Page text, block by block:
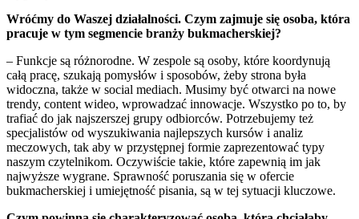
Wróćmy do Waszej działalności. Czym zajmuje się osoba, która
pracuje w tym segmencie branży bukmacherskiej?
– Funkcje są różnorodne. W zespole są osoby, które koordynują
całą pracę, szukają pomysłów i sposobów, żeby strona była
widoczna, także w social mediach. Musimy być otwarci na nowe
trendy, content wideo, wprowadzać innowacje. Wszystko po to, by
trafiać do jak najszerszej grupy odbiorców. Potrzebujemy też
specjalistów od wyszukiwania najlepszych kursów i analiz
meczowych, tak aby w przystępnej formie zaprezentować typy
naszym czytelnikom. Oczywiście takie, które zapewnią im jak
najwyższe wygrane. Sprawność poruszania się w ofercie
bukmacherskiej i umiejętność pisania, są w tej sytuacji kluczowe.